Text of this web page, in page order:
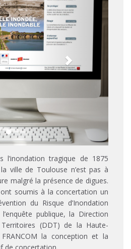
l’inondation tragique de 1875
ville de Toulouse n’est pas à
malgré la présence de digues.
ont soumis à la concertation un
du Risque d’Inondation
publique, la Direction
(DDT) de la Haute-
la conception et la